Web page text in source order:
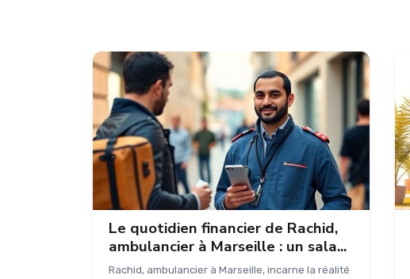
Le quotidien financier de Rachid,
ambulancier à Marseille : un sala...
Rachid, ambulancier à Marseille, incarne la réalité